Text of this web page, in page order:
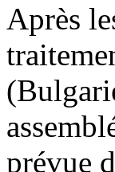
Après
prévue